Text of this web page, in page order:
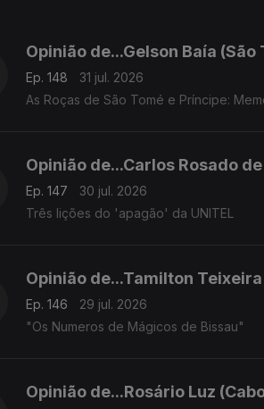
Opinião de...Gelson Baía (São
Ep. 148
31 jul. 2026
As Roças de São Tomé e Príncipe:
Opinião de...Carlos Rosado
Ep. 147
30 jul. 2026
Três lições do 'apagão' da UNITEL
Opinião de...Tamilton Teixeira
Ep. 146
29 jul. 2026
"Os Numeros de Mágicos de Bissau"
Opinião de...Rosário Luz